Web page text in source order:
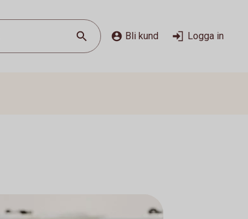
Bli kund Logga in